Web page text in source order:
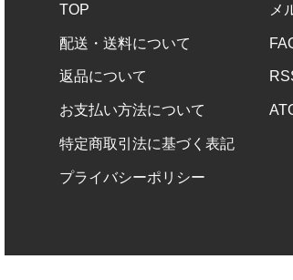
TOP
配送・送料について
返品について
お支払い方法について
特定商取引法に基づく表記
プライバシーポリシー
メ